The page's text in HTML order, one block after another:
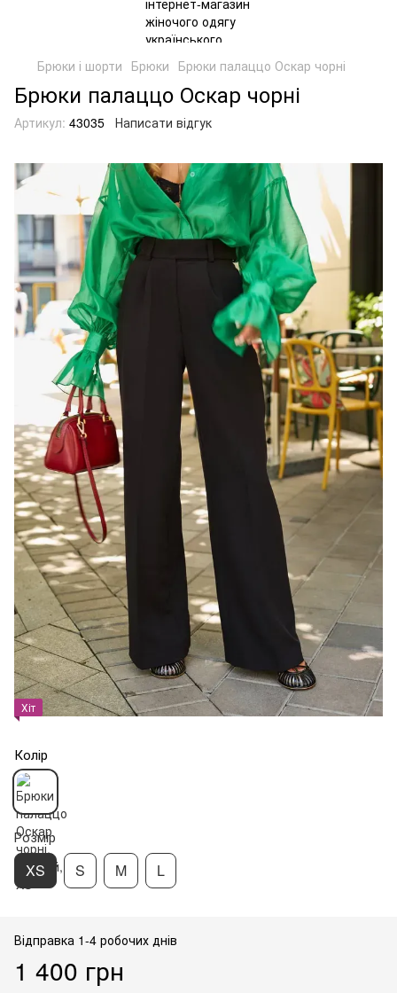
Брюки і шорти Брюки Брюки палаццо Оскар чорні
Брюки палаццо Оскар чорні
Артикул: 43035 Написати відгук
Хіт
Колір
Розмір
XS S M L
Відправка 1-4 робочих днів
1 400 грн